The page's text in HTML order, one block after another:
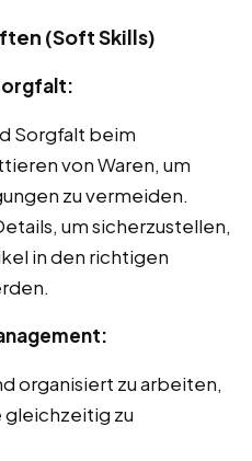
(Soft Skills)
Sorgfalt beim
von Waren, um
zu vermeiden.
um sicherzustellen,
in den richtigen
organisiert zu arbeiten,
gleichzeitig zu